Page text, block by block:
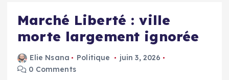
Marché Liberté : ville
morte largement ignorée
Elie Nsana Politique
juin 3, 2026
0 Comments